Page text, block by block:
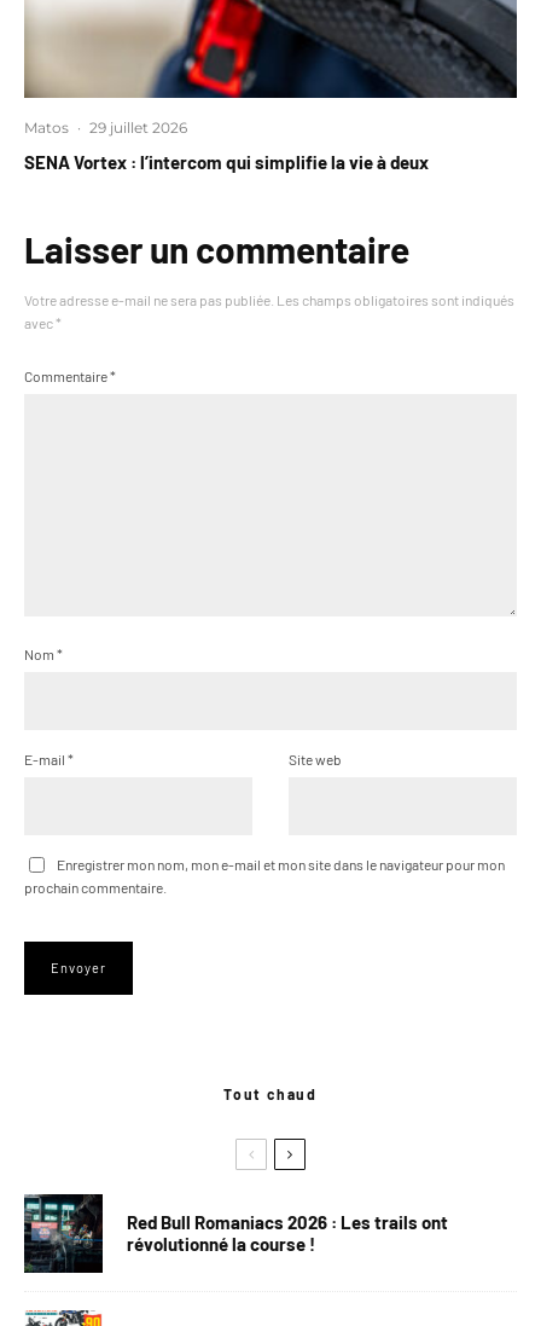
Matos · 29 juillet 2026
SENA Vortex : l’intercom qui simplifie la vie à deux
Laisser un commentaire
Votre adresse e-mail ne sera pas publiée. Les champs obligatoires sont indiqués
avec *
Commentaire*
Nom *
E-mail * Site web
Enregistrer mon nom, mon e-mail et mon site dans le navigateur pour mon
prochain commentaire.
Tout chaud
Red Bull Romaniacs 2026 : Les trails ont
révolutionné la course !